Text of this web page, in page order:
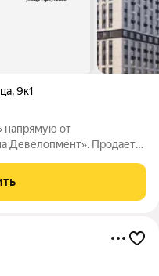
,9к1
напрямую от
Девелопмент». Продается
кв. м. Жилой комплекс